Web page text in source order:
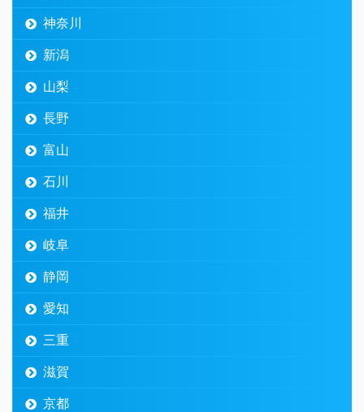
神奈川
新潟
山梨
長野
富山
石川
福井
岐阜
静岡
愛知
三重
滋賀
京都